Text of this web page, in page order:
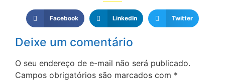
Facebook LinkedIn Twitter
Deixe um comentário
O seu endereço de e-mail não será publicado.
Campos obrigatórios são marcados com *